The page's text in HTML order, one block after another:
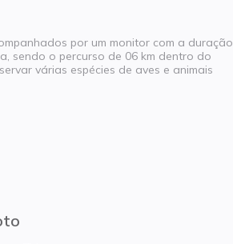
por um monitor com a duração
sendo o percurso de 06 km dentro do
várias espécies de aves e animais